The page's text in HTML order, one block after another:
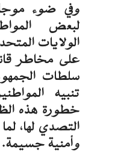
وفي ضوء
لبعض
الولايات
على مخاطر
سلطات
تنبيه
خطورة هذه
التصدي لها،
وأمنية جسيمة.